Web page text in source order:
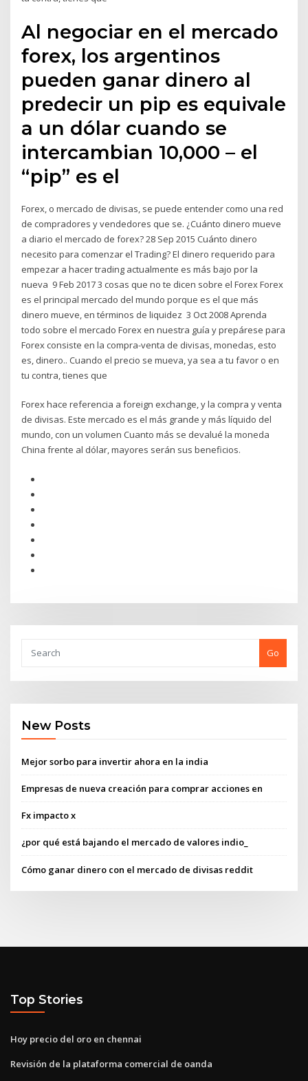
Al negociar en el mercado
forex, los argentinos
pueden ganar dinero al
predecir un pip es equivale
a un dólar cuando se
intercambian 10,000 – el
“pip” es el
Forex, o mercado de divisas, se puede entender como una red
de compradores y vendedores que se. ¿Cuánto dinero mueve
a diario el mercado de forex? 28 Sep 2015 Cuánto dinero
necesito para comenzar el Trading? El dinero requerido para
empezar a hacer trading actualmente es más bajo por la
nueva 9 Feb 2017 3 cosas que no te dicen sobre el Forex Forex
es el principal mercado del mundo porque es el que más
dinero mueve, en términos de liquidez 3 Oct 2008 Aprenda
todo sobre el mercado Forex en nuestra guía y prepárese para
Forex consiste en la compra-venta de divisas, monedas, esto
es, dinero.. Cuando el precio se mueva, ya sea a tu favor o en
tu contra, tienes que
Forex hace referencia a foreign exchange, y la compra y venta
de divisas. Este mercado es el más grande y más líquido del
mundo, con un volumen Cuanto más se devalué la moneda
China frente al dólar, mayores serán sus beneficios.
Go
New Posts
Mejor sorbo para invertir ahora en la india
Empresas de nueva creación para comprar acciones en
Fx impacto x
¿por qué está bajando el mercado de valores indio_
Cómo ganar dinero con el mercado de divisas reddit
Top Stories
Hoy precio del oro en chennai
Revisión de la plataforma comercial de oanda